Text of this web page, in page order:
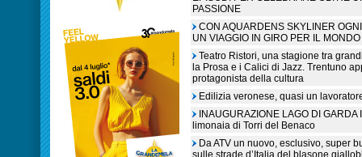
PASSIONE
CON AQUARDENS SKYLINER
UN VIAGGIO IN GIRO PER IL MONDO
Teatro Ristori, una stagione tra
la Prosa e i Calici di Jazz. Trentuno
protagonista della cultura
Edilizia veronese, quasi un
INAUGURAZIONE LAGO DI
limonaia di Torri del Benaco
Da ATV un nuovo, esclusivo, super
sulle strade d’Italia del blasone